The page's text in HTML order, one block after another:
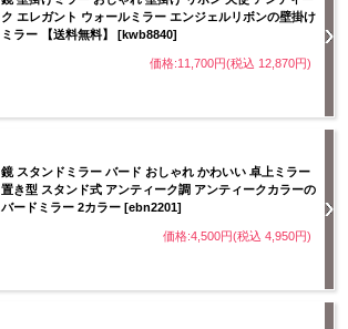
ク エレガント ウォールミラー エンジェルリボンの壁掛け
ミラー 【送料無料】 [kwb8840]
価格:11,700円(税込 12,870円)
鏡 スタンドミラー バード おしゃれ かわいい 卓上ミラー
置き型 スタンド式 アンティーク調 アンティークカラーの
バードミラー 2カラー [ebn2201]
価格:4,500円(税込 4,950円)